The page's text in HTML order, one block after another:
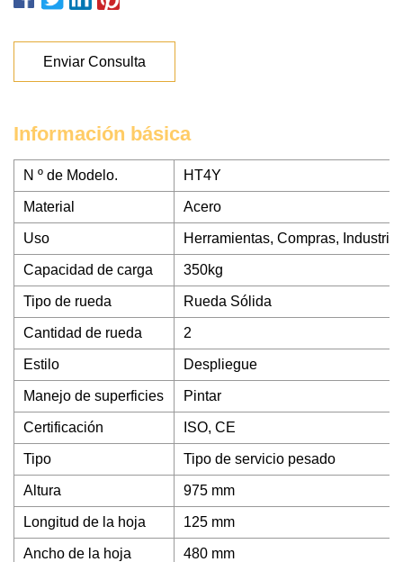
Enviar Consulta
Información básica
N º de Modelo. HT4Y
Material Acero
Uso Herramientas, Compras,
Capacidad de carga 350kg
Tipo de rueda Rueda Sólida
Cantidad de rueda 2
Estilo Despliegue
Manejo de superficies Pintar
Certificación ISO, CE
Tipo Tipo de servicio pesado
Altura 975 mm
Longitud de la hoja 125 mm
Ancho de la hoja 480 mm